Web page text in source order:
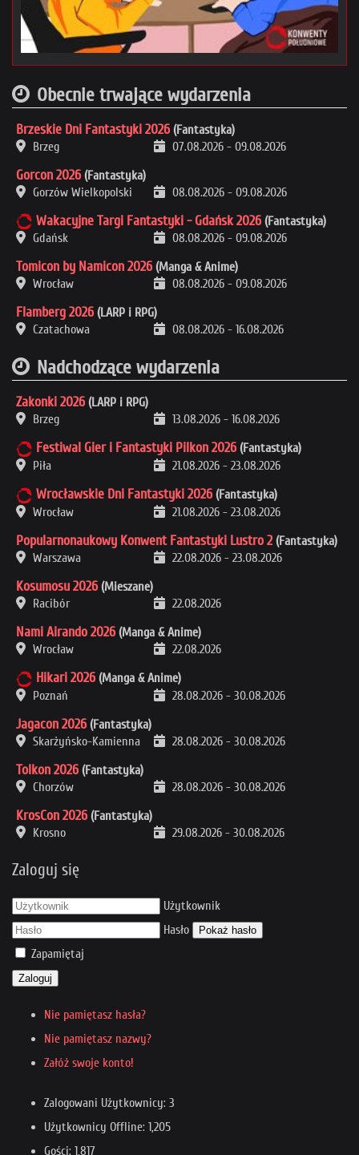
Obecnie trwające wydarzenia
Brzeskie Dni Fantastyki 2026 (Fantastyka)
Brzeg
07.08.2026 - 09.08.2026
Gorcon 2026 (Fantastyka)
Gorzów Wielkopolski
08.08.2026 - 09.08.2026
Wakacyjne Targi Fantastyki - Gdańsk 2026 (Fantastyka)
Gdańsk
08.08.2026 - 09.08.2026
Tomicon by Namicon 2026 (Manga & Anime)
Wrocław
08.08.2026 - 09.08.2026
Flamberg 2026 (LARP i RPG)
Czatachowa
08.08.2026 - 16.08.2026
Nadchodzące wydarzenia
Zakonki 2026 (LARP i RPG)
Brzeg
13.08.2026 - 16.08.2026
Festiwal Gier i Fantastyki Pilkon 2026 (Fantastyka)
Piła
21.08.2026 - 23.08.2026
Wrocławskie Dni Fantastyki 2026 (Fantastyka)
Wrocław
21.08.2026 - 23.08.2026
Popularnonaukowy Konwent Fantastyki Lustro 2 (Fantastyka)
Warszawa
22.08.2026 - 23.08.2026
Kosumosu 2026 (Mieszane)
Racibór
22.08.2026
Nami Airando 2026 (Manga & Anime)
Wrocław
22.08.2026
Hikari 2026 (Manga & Anime)
Poznań
28.08.2026 - 30.08.2026
Jagacon 2026 (Fantastyka)
Skarżyńsko-Kamienna
28.08.2026 - 30.08.2026
Tolkon 2026 (Fantastyka)
Chorzów
28.08.2026 - 30.08.2026
KrosCon 2026 (Fantastyka)
Krosno
29.08.2026 - 30.08.2026
Zaloguj się
Użytkownik
Hasło
Pokaż hasło
Zapamiętaj
Zaloguj
Nie pamiętasz hasła?
Nie pamiętasz nazwy?
Załóż swoje konto!
Zalogowani Użytkownicy: 3
Użytkownicy Offline: 1,205
Gości: 1,817